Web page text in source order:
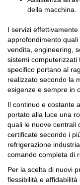
della macchina.
I servizi
approfondimento
vendita, engineering,
sistemi computerizzati
specifico portano al
realizzato secondo la
esigenze e sempre in
Il continuo e costante
portato alla luce una
quali le nuove centrali
certificate secondo i
refrigerazione
comando completa di
Per la scelta di nuovi
flessibilità e